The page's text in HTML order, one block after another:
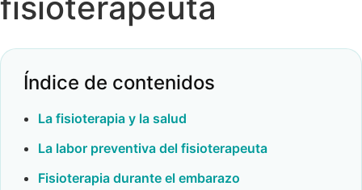
Índice de contenidos
La fisioterapia y la salud
La labor preventiva del fisioterapeuta
Fisioterapia durante el embarazo